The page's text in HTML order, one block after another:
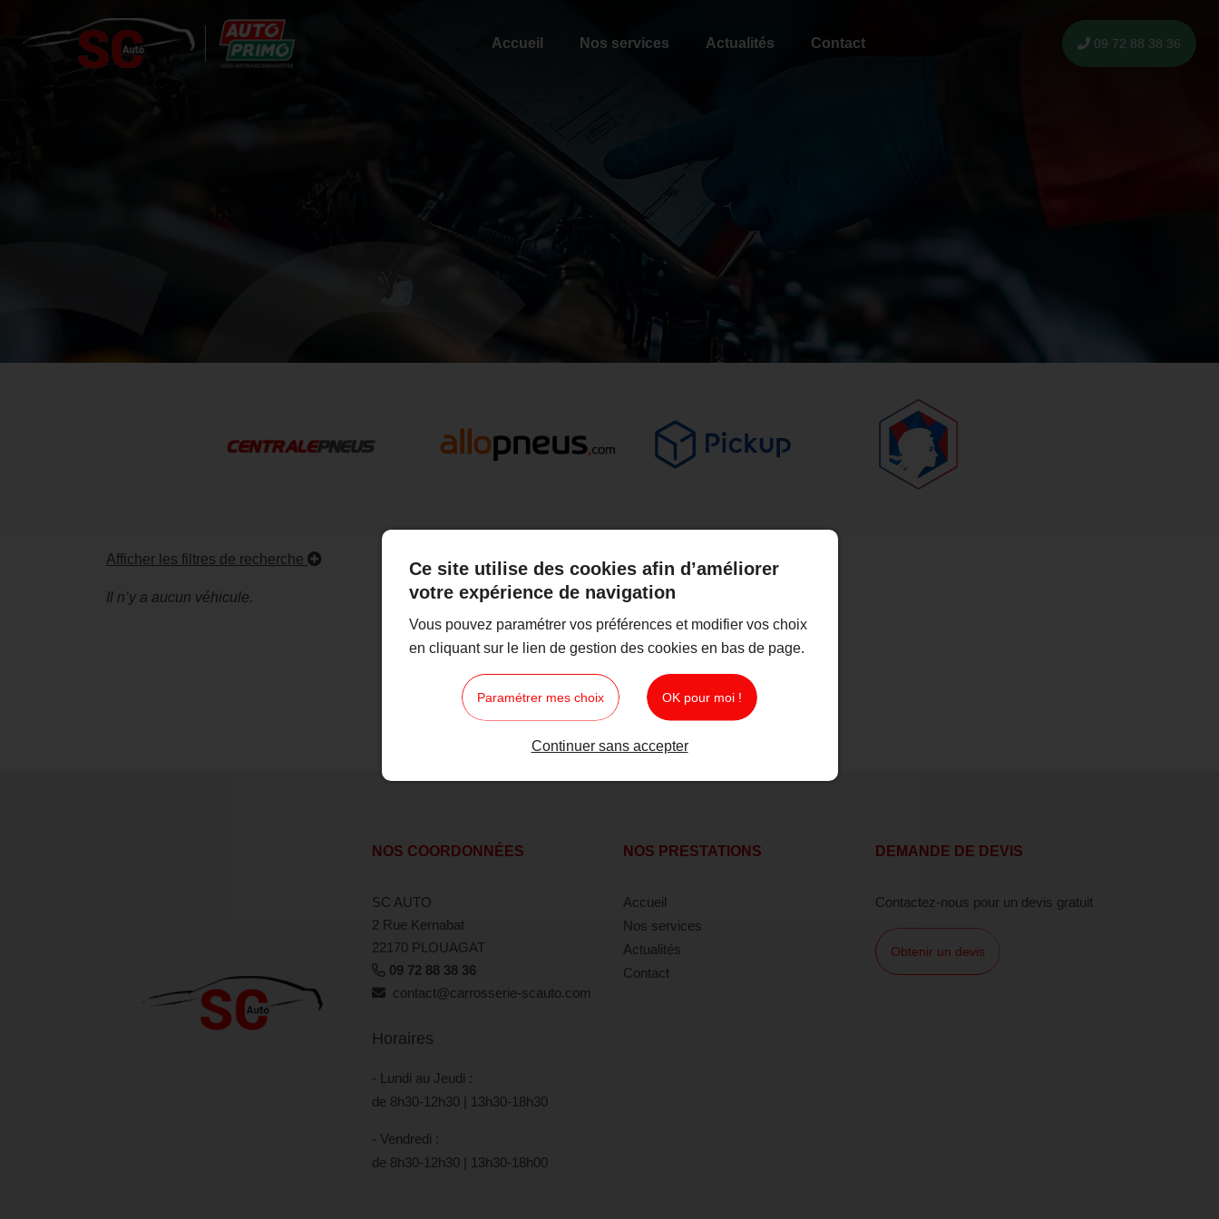
09 72 88 38 36
Accueil Nos services Actualités Contact
Afficher les filtres de recherche
Il n’y a aucun véhicule.
NOS COORDONNÉES
SC AUTO
2 Rue Kernabat
22170 PLOUAGAT
09 72 88 38 36
contact@carrosserie-scauto.com
Horaires
- Lundi au Jeudi :
de 8h30-12h30 | 13h30-18h30
- Vendredi :
de 8h30-12h30 | 13h30-18h00
NOS PRESTATIONS
Accueil
Nos services
Actualités
Contact
DEMANDE DE DEVIS
Contactez-nous pour un devis gratuit
Obtenir un devis
Ce site utilise des cookies afin d’améliorer
votre expérience de navigation
Vous pouvez paramétrer vos préférences et modifier vos choix
en cliquant sur le lien de gestion des cookies en bas de page.
Paramétrer mes choix OK pour moi !
Continuer sans accepter